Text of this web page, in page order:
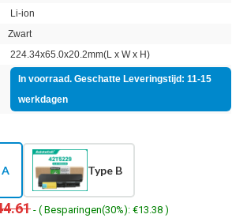
Li-ion
Zwart
224.34x65.0x20.2mm(L x W x H)
In voorraad. Geschatte Leveringstijd: 11-15
werkdagen
A Type B
- ( Besparingen(30%): €13.38 )